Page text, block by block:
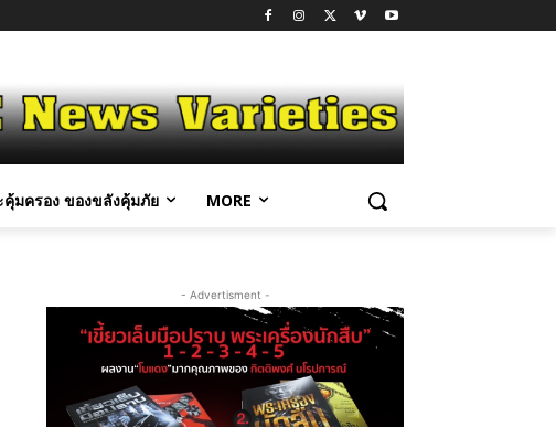
มครอง ของขลังคุ้มภัย MORE
- Advertisment -